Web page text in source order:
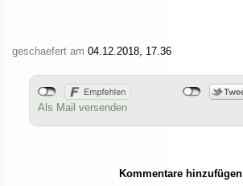
geschaefert am 04.12.2018, 17.36
Als Mail versenden
Kommentare hinzufügen